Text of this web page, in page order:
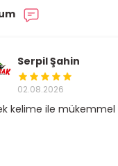
Serpil Şahin
02.08.2026
kelime ile mükemmel